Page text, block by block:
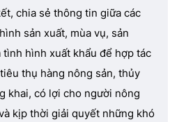
chia sẻ thông tin giữa các
sản xuất, mùa vụ, sản
hình xuất khẩu để hợp tác
thụ hàng nông sản, thủy
khai, có lợi cho người nông
kịp thời giải quyết những khó